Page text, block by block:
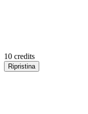
10 credits
Ripristina